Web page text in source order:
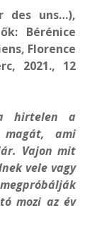
des uns…),
Bérénice
Florence
2021., 12
hirtelen a
magát, ami
Vajon mit
vele vagy
mozi az év